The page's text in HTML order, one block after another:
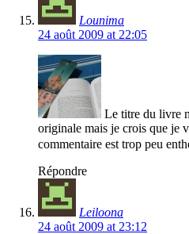
Lounima
24 août 2009 at 22:05
Le titre du livre
originale mais je crois que je
commentaire est trop peu
Répondre
Leiloona
24 août 2009 at 23:12